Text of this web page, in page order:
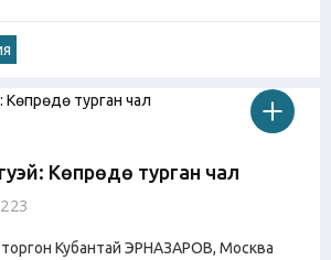
Көпүрөдө турган чал
223
Кубантай ЭРНАЗАРОВ, Москва